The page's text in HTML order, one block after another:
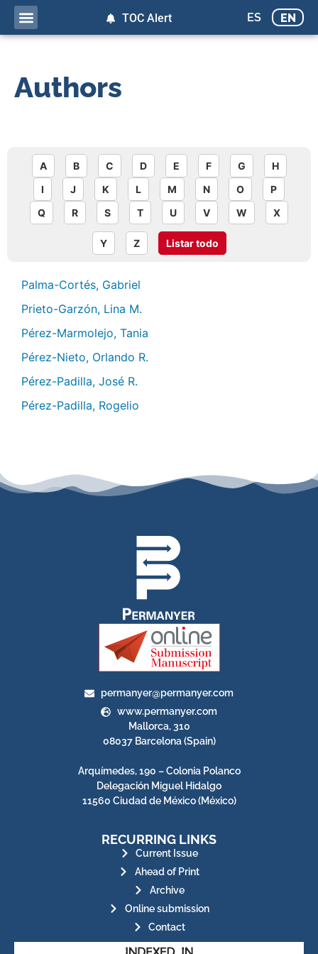
ES EN
TOC Alert
Authors
A B C D E F G
H
I
J K L M N O
P
Q
R S T U V W X
Y Z Listar todo
Palma-Cortés, Gabriel
Prieto-Garzón, Lina M.
Pérez-Marmolejo, Tania
Pérez-Nieto, Orlando R.
Pérez-Padilla, José R.
Pérez-Padilla, Rogelio
permanyer@permanyer.com
www.permanyer.com
Mallorca, 310
08037 Barcelona (Spain)
Arquímedes, 190 – Colonia Polanco
Delegación Miguel Hidalgo
11560 Ciudad de México (México)
RECURRING LINKS
Current Issue
Ahead of Print
Archive
Online submission
Contact